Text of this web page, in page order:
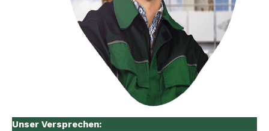
Unser Versprechen: